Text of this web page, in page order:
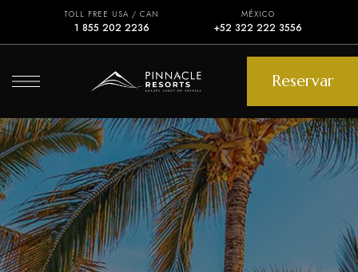
TOLL FREE USA / CAN
1 855 202 2236
MÉXICO
+52 322 222 3556
Reservar